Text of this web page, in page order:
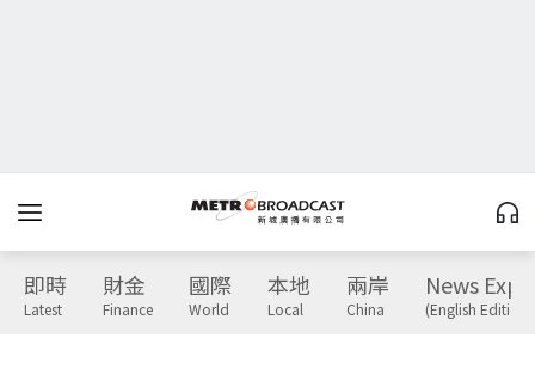
即時
Latest
財金
Finance
國際
World
本地
Local
兩岸
China
News
(English Edition)